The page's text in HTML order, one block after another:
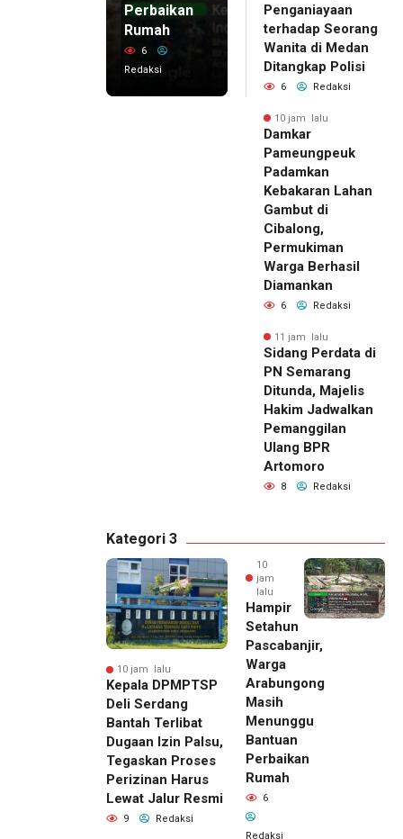
Perbaikan
Rumah
6
Redaksi
Penganiayaan
terhadap Seorang
Wanita di Medan
Ditangkap Polisi
6 Redaksi
10 jam lalu
Damkar
Pameungpeuk
Padamkan
Kebakaran Lahan
Gambut di
Cibalong,
Permukiman
Warga Berhasil
Diamankan
6 Redaksi
11 jam lalu
Sidang Perdata di
PN Semarang
Ditunda, Majelis
Hakim Jadwalkan
Pemanggilan
Ulang BPR
Artomoro
8 Redaksi
Kategori 3
10 jam lalu
Kepala DPMPTSP
Deli Serdang
Bantah Terlibat
Dugaan Izin Palsu,
Tegaskan Proses
Perizinan Harus
Lewat Jalur Resmi
9 Redaksi
10
jam
lalu
Hampir
Setahun
Pascabanjir,
Warga
Arabungong
Masih
Menunggu
Bantuan
Perbaikan
Rumah
6
Redaksi